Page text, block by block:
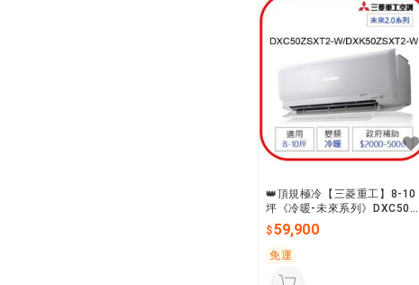
👑頂規極冷【三菱重工】8-10
坪《冷暖-未來系列》DXC50Z
SXT2-W/DXK50ZSTX2-W變
頻一級最省電
59,900
免運